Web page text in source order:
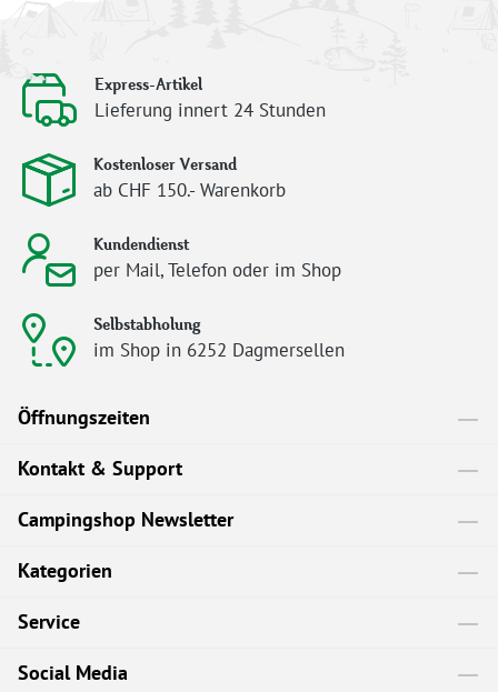
Express-Artikel
Lieferung innert 24 Stunden
Kostenloser Versand
ab CHF 150.- Warenkorb
Kundendienst
per Mail, Telefon oder im Shop
Selbstabholung
im Shop in 6252 Dagmersellen
Öffnungszeiten
Kontakt & Support
Campingshop Newsletter
Kategorien
Service
Social Media